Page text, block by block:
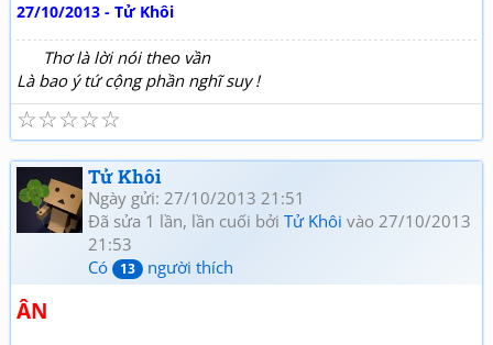
27/10/2013 - Tử Khôi
Thơ là lời nói theo vần
Là bao ý tứ cộng phần nghĩ suy !
☆
☆
☆
☆
☆
Tử Khôi
Ngày gửi: 27/10/2013 21:51
Đã sửa 1 lần, lần cuối bởi Tử Khôi vào 27/10/2013
21:53
Có
13 người thích
ÂN